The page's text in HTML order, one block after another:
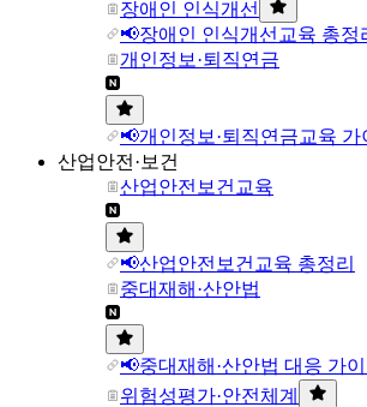
장애인 인식개선
📢장애인 인식개선교육 총정
개인정보·퇴직연금
📢개인정보·퇴직연금교육 가
산업안전·보건
산업안전보건교육
📢산업안전보건교육 총정리
중대재해·산안법
📢중대재해·산안법 대응 가
위험성평가·안전체계